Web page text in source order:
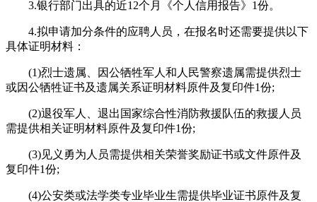
3.银行部门出具的近12个月《个人信用报告》1份。
4.拟申请加分条件的应聘人员，在报名时还需要提供以下
具体证明材料：
(1)烈士遗属、因公牺牲军人和人民警察遗属需提供烈士
或因公牺牲证书及遗属关系证明材料原件及复印件1份;
(2)退役军人、退出国家综合性消防救援队伍的救援人员
需提供相关证明材料原件及复印件1份;
(3)见义勇为人员需提供相关荣誉奖励证书或文件原件及
复印件1份;
(4)公安类或法学类专业毕业生需提供毕业证书原件及复